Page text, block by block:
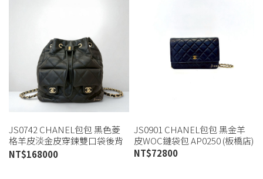
JS0742 CHANEL包包 黑色菱
格羊皮淡金皮穿鍊雙口袋後背
包/AS4342 (板橋店)
NT$168000
JS0901 CHANEL包包 黑金羊
皮WOC鏈袋包 AP0250 (板橋店)
NT$72800